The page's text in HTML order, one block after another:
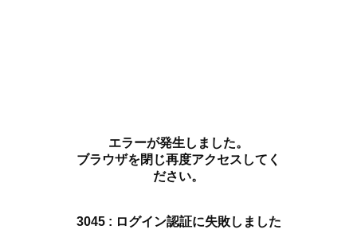
エラーが発生しました。
ブラウザを閉じ再度アクセスしてく
ださい。
3045 : ログイン認証に失敗しました